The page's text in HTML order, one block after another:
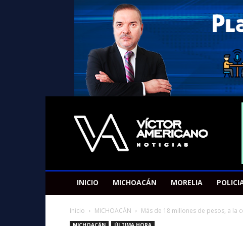
Americano
Victor
INICIO MICHOACÁN MORELIA
Inicio MICHOACÁN Más de 18 millones de pesos, a la